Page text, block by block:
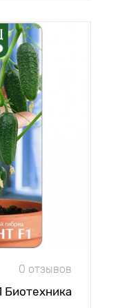
0 отзывов
Биотехника